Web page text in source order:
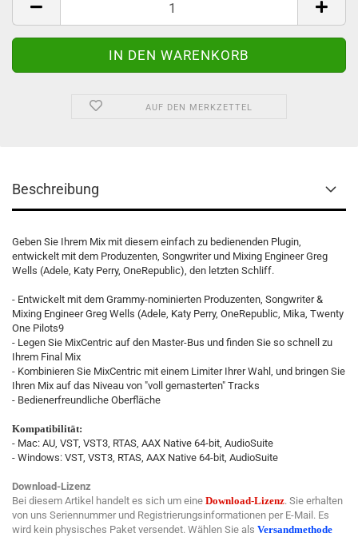
AUF DEN MERKZETTEL
Beschreibung
Geben Sie Ihrem Mix mit diesem einfach zu bedienenden Plugin,
entwickelt mit dem Produzenten, Songwriter und Mixing Engineer Greg
Wells (Adele, Katy Perry, OneRepublic), den letzten Schliff.
- Entwickelt mit dem Grammy-nominierten Produzenten, Songwriter &
Mixing Engineer Greg Wells (Adele, Katy Perry, OneRepublic, Mika, Twenty
One Pilots9
- Legen Sie MixCentric auf den Master-Bus und finden Sie so schnell zu
Ihrem Final Mix
- Kombinieren Sie MixCentric mit einem Limiter Ihrer Wahl, und bringen Sie
Ihren Mix auf das Niveau von "voll gemasterten" Tracks
- Bedienerfreundliche Oberfläche
Kompatibilität:
- Mac: AU, VST, VST3, RTAS, AAX Native 64-bit, AudioSuite
- Windows: VST, VST3, RTAS, AAX Native 64-bit, AudioSuite
Download-Lizenz
Bei diesem Artikel handelt es sich um eine Download-Lizenz. Sie erhalten
von uns Seriennummer und Registrierungsinformationen per E-Mail. Es
wird kein physisches Paket versendet. Wählen Sie als Versandmethode